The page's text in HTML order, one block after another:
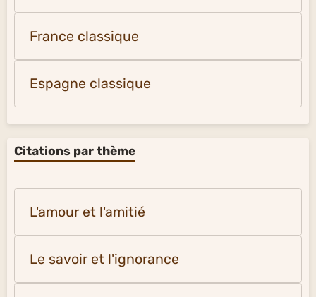
France classique
Espagne classique
Citations par thème
L'amour et l'amitié
Le savoir et l'ignorance